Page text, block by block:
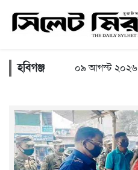
হবিগঞ্জ ০৯ আগস্ট ২০২৬